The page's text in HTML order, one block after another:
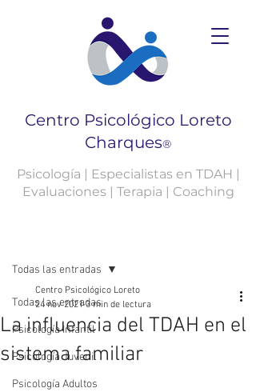
Centro Psicológico Loreto
Charques®
Psicología | Especialistas en TDAH |
Evaluaciones | Terapia | Coaching
Todas las entradas
Psicología Infantil
Psicología Juvenil
Psicología Adultos
Todas las entradas
La influencia del TDAH en el
sistema familiar
Centro Psicológico Loreto
24 nov 2021 3 min de lectura